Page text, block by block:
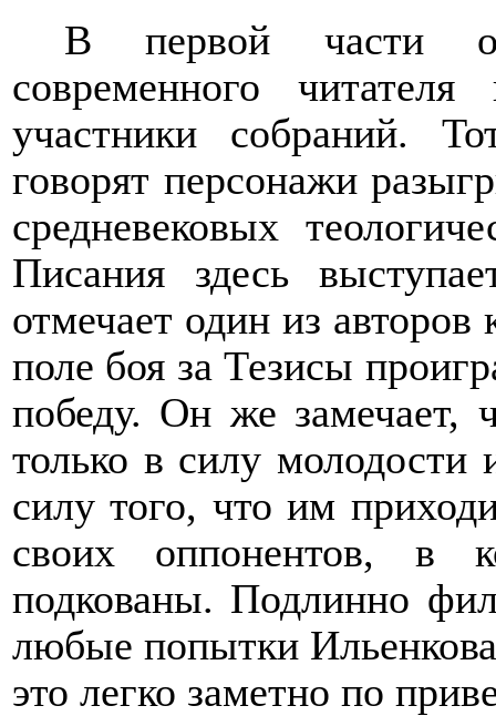
В первой части
современного
участники собраний.
говорят персонажи
средневековых
Писания здесь
отмечает один из
поле боя за Тезисы
победу. Он же замечает,
только в силу
силу того, что им
своих оппонентов, в
подкованы. Подлинно
любые попытки Ильенкова
это легко заметно по